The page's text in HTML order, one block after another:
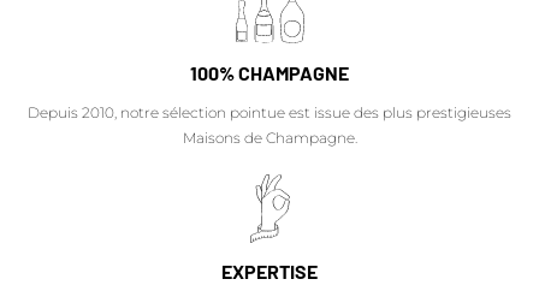
100% CHAMPAGNE
Depuis 2010, notre sélection pointue est issue des plus prestigieuses
Maisons de Champagne.
EXPERTISE